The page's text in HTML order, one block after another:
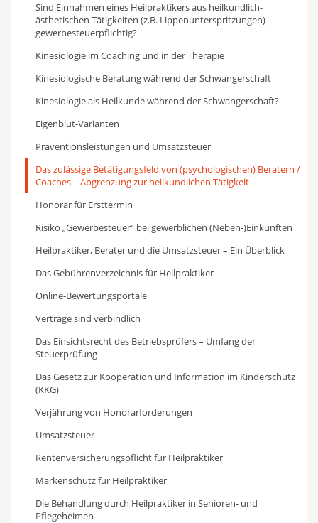
Sind Einnahmen eines Heilpraktikers aus heilkundlich-
ästhetischen Tätigkeiten (z.B. Lippenunterspritzungen)
gewerbesteuerpflichtig?
Kinesiologie im Coaching und in der Therapie
Kinesiologische Beratung während der Schwangerschaft
Kinesiologie als Heilkunde während der Schwangerschaft?
Eigenblut-Varianten
Präventionsleistungen und Umsatzsteuer
Das zulässige Betätigungsfeld von (psychologischen) Beratern /
Coaches – Abgrenzung zur heilkundlichen Tätigkeit
Honorar für Ersttermin
Risiko „Gewerbesteuer“ bei gewerblichen (Neben-)Einkünften
Heilpraktiker, Berater und die Umsatzsteuer – Ein Überblick
Das Gebührenverzeichnis für Heilpraktiker
Online-Bewertungsportale
Verträge sind verbindlich
Das Einsichtsrecht des Betriebsprüfers – Umfang der
Steuerprüfung
Das Gesetz zur Kooperation und Information im Kinderschutz
(KKG)
Verjährung von Honorarforderungen
Umsatzsteuer
Rentenversicherungspflicht für Heilpraktiker
Markenschutz für Heilpraktiker
Die Behandlung durch Heilpraktiker in Senioren- und
Pflegeheimen